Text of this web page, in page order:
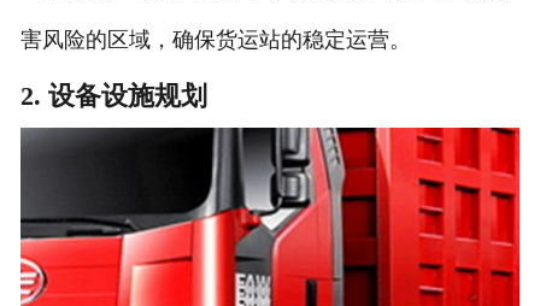
害风险的区域，确保货运站的稳定运营。
2. 设备设施规划